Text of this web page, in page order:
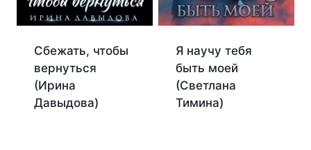
Сбежать, чтобы
вернуться
(Ирина
Давыдова)
Я научу тебя
быть моей
(Светлана
Тимина)